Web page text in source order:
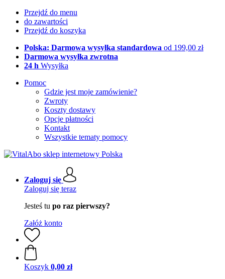
Przejdź do menu
do zawartości
Przejdź do koszyka
Polska: Darmowa wysyłka standardowa od 199,00 zł
Darmowa wysyłka zwrotna
24 h Wysyłka
Pomoc
Gdzie jest moje zamówienie?
Zwroty
Koszty dostawy
Opcje płatności
Kontakt
Wszystkie tematy pomocy
Zaloguj się
Zaloguj się teraz
Jesteś tu po raz pierwszy?
Załóż konto
Koszyk 0,00 zł